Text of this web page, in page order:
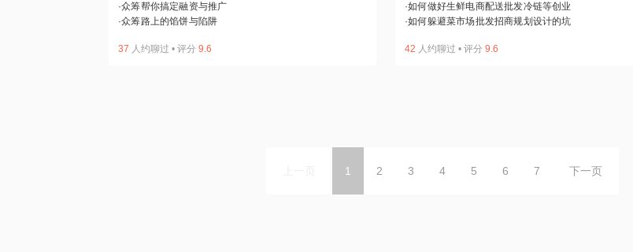
·众筹帮你搞定融资与推广
·众筹路上的馅饼与陷阱
37 人约聊过 • 评分 9.6
·如何做好生鲜电商配送批发冷链等创业
·如何躲避菜市场批发招商规划设计的坑
42 人约聊过 • 评分 9.6
1 2 3 4 5 6 7 下一页